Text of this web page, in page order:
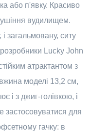
або п'явку. Красиво
вудилищем.
загальмовану, ситу
Lucky John
атрактантом з
моделі 13,2 см,
і з джиг-голівкою, і
для
гачку: в